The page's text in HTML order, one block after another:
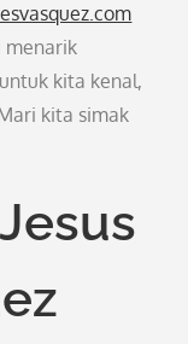
menarik
kita kenal,
kita simak